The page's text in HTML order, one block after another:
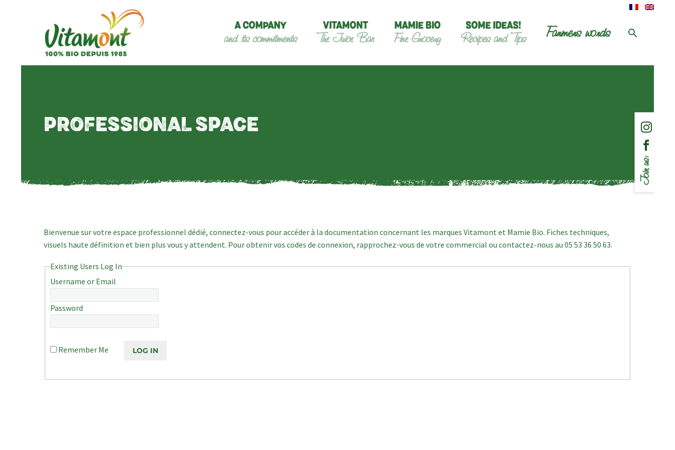
A COMPANY
and its commitments
VITAMONT
The Juice Bar
MAMIE BIO
Fine Grocery
SOME IDEAS!
Recipes and Tips Farmers words
Join us:
PROFESSIONAL SPACE
Bienvenue sur votre espace professionnel dédié, connectez-vous pour accéder à la documentation concernant les marques Vitamont et Mamie Bio. Fiches techniques,
visuels haute définition et bien plus vous y attendent. Pour obtenir vos codes de connexion, rapprochez-vous de votre commercial ou contactez-nous au 05 53 36 50 63.
Existing Users Log In
Username or Email
Password
Remember Me